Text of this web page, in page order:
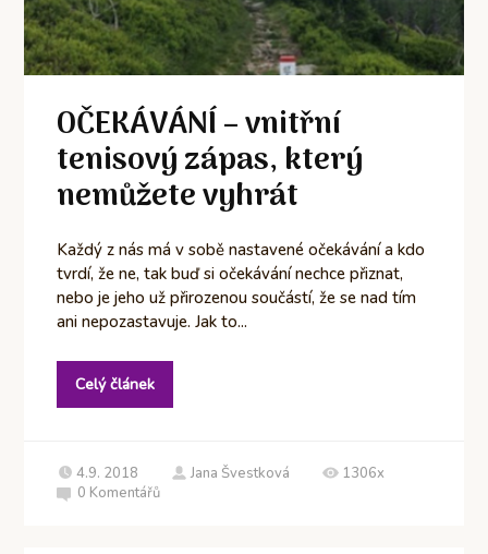
OČEKÁVÁNÍ – vnitřní
tenisový zápas, který
nemůžete vyhrát
Každý z nás má v sobě nastavené očekávání a kdo
tvrdí, že ne, tak buď si očekávání nechce přiznat,
nebo je jeho už přirozenou součástí, že se nad tím
ani nepozastavuje. Jak to...
Celý článek
4.9. 2018 Jana Švestková
1306x
0 Komentářů